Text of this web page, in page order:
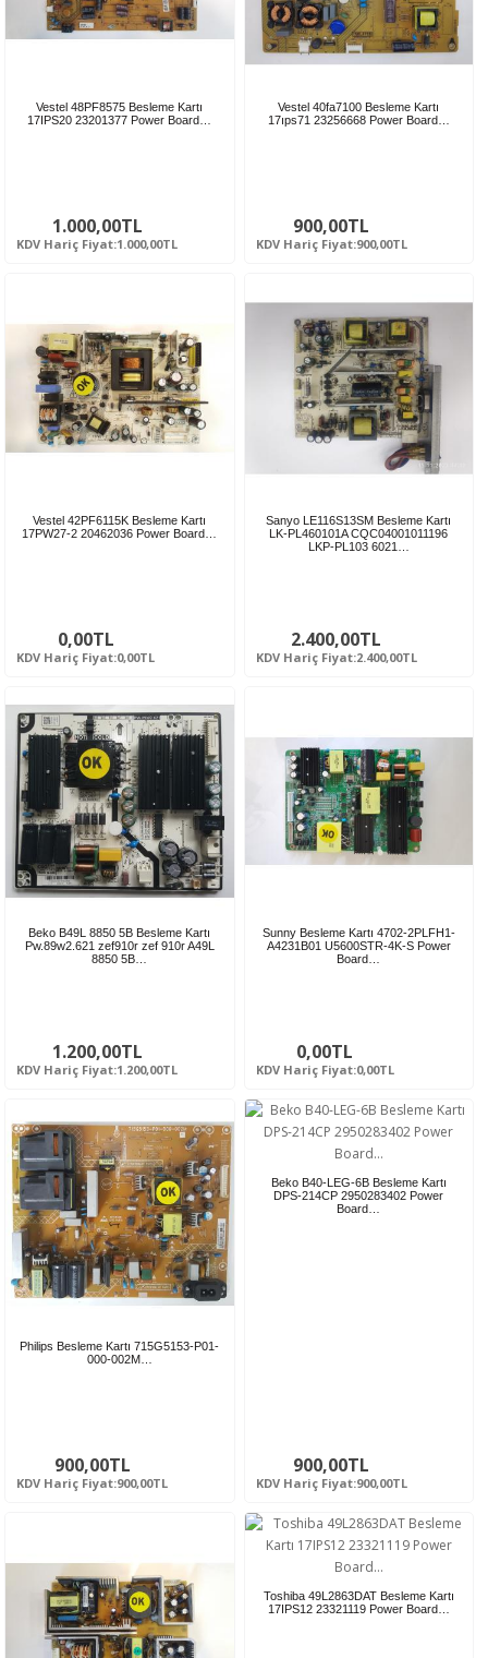
Vestel 48PF8575 Besleme Kartı
17IPS20 23201377 Power Board…
1.000,00TL
KDV Hariç Fiyat:1.000,00TL
Vestel 40fa7100 Besleme Kartı
17ıps71 23256668 Power Board…
900,00TL
KDV Hariç Fiyat:900,00TL
Vestel 42PF6115K Besleme Kartı
17PW27-2 20462036 Power Board…
0,00TL
KDV Hariç Fiyat:0,00TL
Sanyo LE116S13SM Besleme Kartı
LK-PL460101A CQC04001011196
LKP-PL103 6021…
2.400,00TL
KDV Hariç Fiyat:2.400,00TL
Beko B49L 8850 5B Besleme Kartı
Pw.89w2.621 zef910r zef 910r A49L
8850 5B…
1.200,00TL
KDV Hariç Fiyat:1.200,00TL
Sunny Besleme Kartı 4702-2PLFH1-
A4231B01 U5600STR-4K-S Power
Board…
0,00TL
KDV Hariç Fiyat:0,00TL
Philips Besleme Kartı 715G5153-P01-
000-002M…
900,00TL
KDV Hariç Fiyat:900,00TL
Beko B40-LEG-6B Besleme Kartı
DPS-214CP 2950283402 Power
Board…
900,00TL
KDV Hariç Fiyat:900,00TL
Toshiba 49L2863DAT Besleme Kartı
17IPS12 23321119 Power Board…